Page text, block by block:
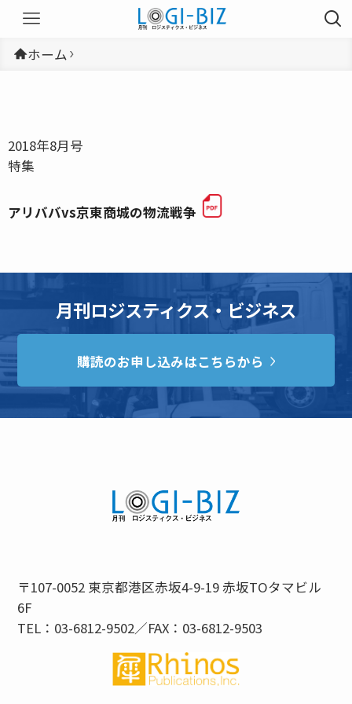
ホーム
2018年8月号
特集
アリババvs京東商城の物流戦争
月刊ロジスティクス・ビジネス
購読のお申し込みはこちらから
〒107-0052 東京都港区赤坂4-9-19 赤坂TOタマビル
6F
TEL：03-6812-9502／FAX：03-6812-9503